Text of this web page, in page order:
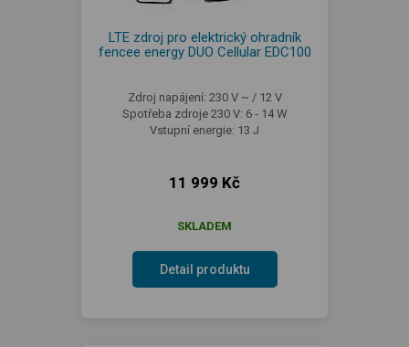
LTE zdroj pro elektrický ohradník
fencee energy DUO Cellular EDC100
Zdroj napájení: 230 V ~ / 12 V
Spotřeba zdroje 230 V: 6 - 14 W
Vstupní energie: 13 J
11 999 Kč
SKLADEM
Detail produktu